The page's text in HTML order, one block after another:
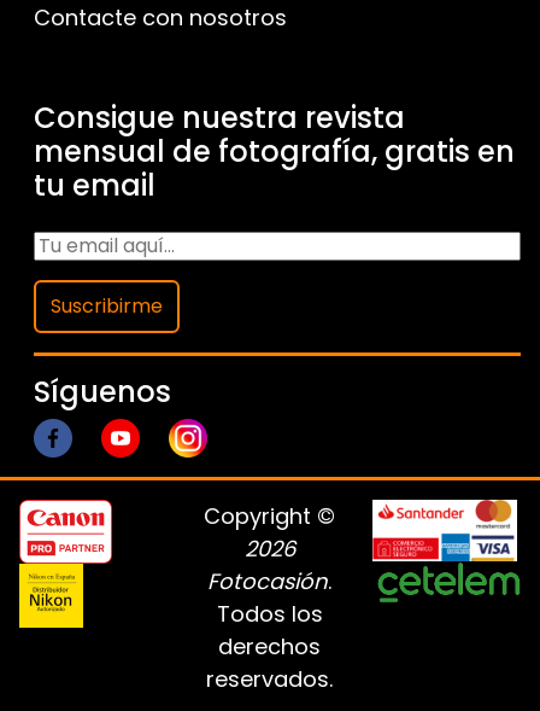
Contacte con nosotros
Consigue nuestra revista
mensual de fotografía, gratis en
tu email
Suscribirme
Síguenos
Copyright ©
2026
Fotocasión.
Todos los
derechos
reservados.